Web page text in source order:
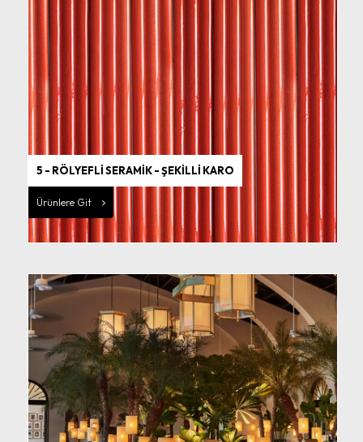
5 - RÖLYEFLİ SERAMİK - ŞEKİLLİ KARO
Ürünlere Git